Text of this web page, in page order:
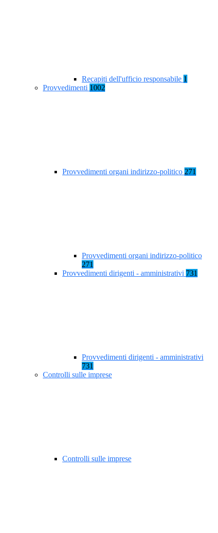
Recapiti dell'ufficio responsabile 1
Provvedimenti 1002
Provvedimenti organi indirizzo-politico 271
Provvedimenti organi indirizzo-politico
271
Provvedimenti dirigenti - amministrativi 731
Provvedimenti dirigenti - amministrativi
731
Controlli sulle imprese
Controlli sulle imprese